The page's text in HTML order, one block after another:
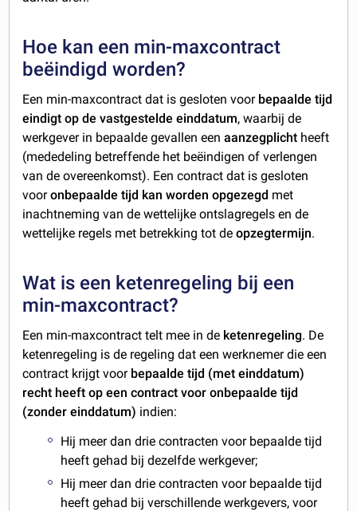
Hoe kan een min-maxcontract
beëindigd worden?
Een min-maxcontract dat is gesloten voor bepaalde tijd
eindigt op de vastgestelde einddatum, waarbij de
werkgever in bepaalde gevallen eenaanzegplicht heeft
(mededeling betreffende het beëindigen of verlengen
van de overeenkomst). Een contract dat is gesloten
vooronbepaalde tijd kan worden opgezegd met
inachtneming van de wettelijke ontslagregels en de
wettelijke regels met betrekking tot deopzegtermijn.
Wat is een ketenregeling bij een
min-maxcontract?
Een min-maxcontract telt mee in de ketenregeling. De
ketenregeling is de regeling dat een werknemer die een
contract krijgt voor bepaalde tijd (met einddatum)
recht heeft op een contract voor onbepaalde tijd
(zonder einddatum) indien:
Hij meer dan drie contracten voor bepaalde tijd
heeft gehad bij dezelfde werkgever;
Hij meer dan drie contracten voor bepaalde tijd
heeft gehad bij verschillende werkgevers, voor